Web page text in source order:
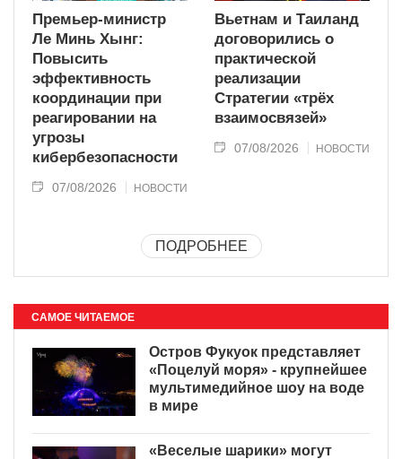
Премьер-министр
Ле Минь Хынг:
Повысить
эффективность
координации при
реагировании на
угрозы
кибербезопасности
07/08/2026 НОВОСТИ
Вьетнам и Таиланд
договорились о
практической
реализации
Стратегии «трёх
взаимосвязей»
07/08/2026 НОВОСТИ
ПОДРОБНЕЕ
САМОЕ ЧИТАЕМОЕ
Остров Фукуок представляет
«Поцелуй моря» - крупнейшее
мультимедийное шоу на воде
в мире
«Веселые шарики» могут